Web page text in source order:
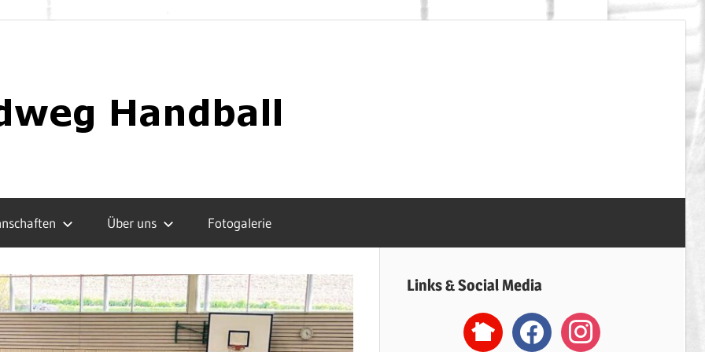
Handball
Über uns Fotogalerie
Links & Social Media
nextdoor2facebookinstagram